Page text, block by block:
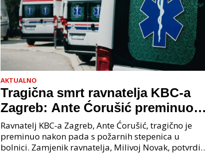
AKTUALNO
Tragična smrt ravnatelja KBC-a
Zagreb: Ante Ćorušić preminuo
nakon pada u bolnici, policija na
mjestu događaja
Ravnatelj KBC-a Zagreb, Ante Ćorušić, tragično je
preminuo nakon pada s požarnih stepenica u
bolnici. Zamjenik ravnatelja, Milivoj Novak, potvrdio